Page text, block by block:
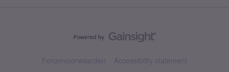
Forumvoorwaarden Accessibility statement